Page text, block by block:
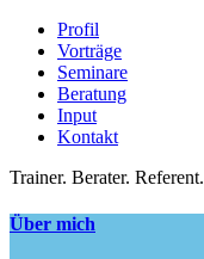
Profil
Vorträge
Seminare
Beratung
Input
Kontakt
Trainer. Berater. Referent.
Über mich